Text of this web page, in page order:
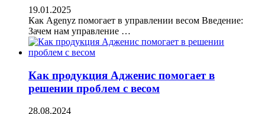
19.01.2025
Как Agenyz помогает в управлении весом Введение:
Зачем нам управление …
Как продукция Адженис помогает в
решении проблем с весом
28.08.2024